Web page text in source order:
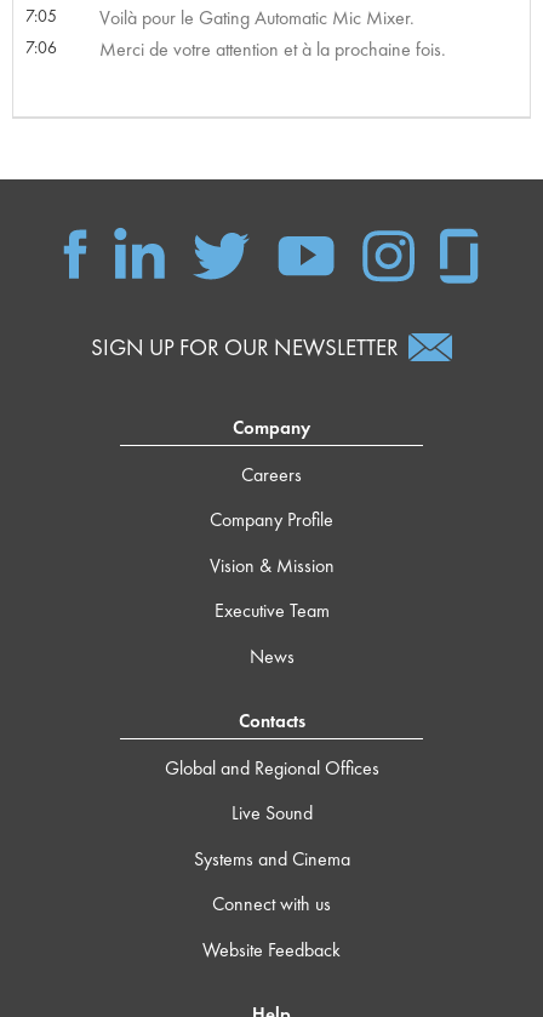
7:05 Voilà pour le Gating Automatic Mic Mixer.
7:06 Merci de votre attention et à la prochaine fois.
SIGN UP FOR OUR NEWSLETTER
Company
Careers
Company Profile
Vision & Mission
Executive Team
News
Contacts
Global and Regional Offices
Live Sound
Systems and Cinema
Connect with us
Website Feedback